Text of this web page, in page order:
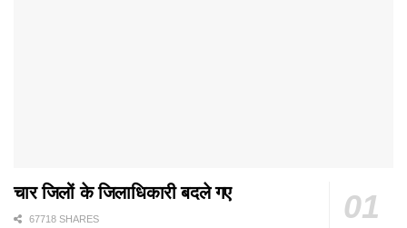
चार जिलों के जिलाधिकारी बदले गए
67718 SHARES